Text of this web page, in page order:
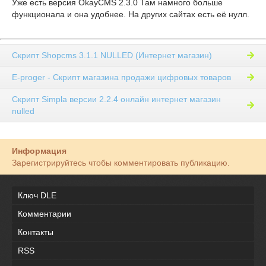
Уже есть версия OkayCMS 2.3.0 Там намного больше
функционала и она удобнее. На других сайтах есть её нулл.
Скрипт Shopcms 3.1.1 NULLED (Интернет магазин)
E-proger - Скрипт магазина продажи цифровых товаров
Скрипт Simpla версии 2.2.4 онлайн интернет магазин
nulled
Информация
Зарегистрируйтесь чтобы комментировать публикацию.
Ключ DLE
Комментарии
Контакты
RSS